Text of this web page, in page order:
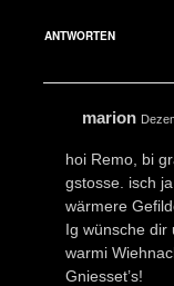
ANTWORTEN
marion
hoi Remo, bi
gstosse. isch
wärmere
Ig wünsche dir
warmi
Gniesset’s!